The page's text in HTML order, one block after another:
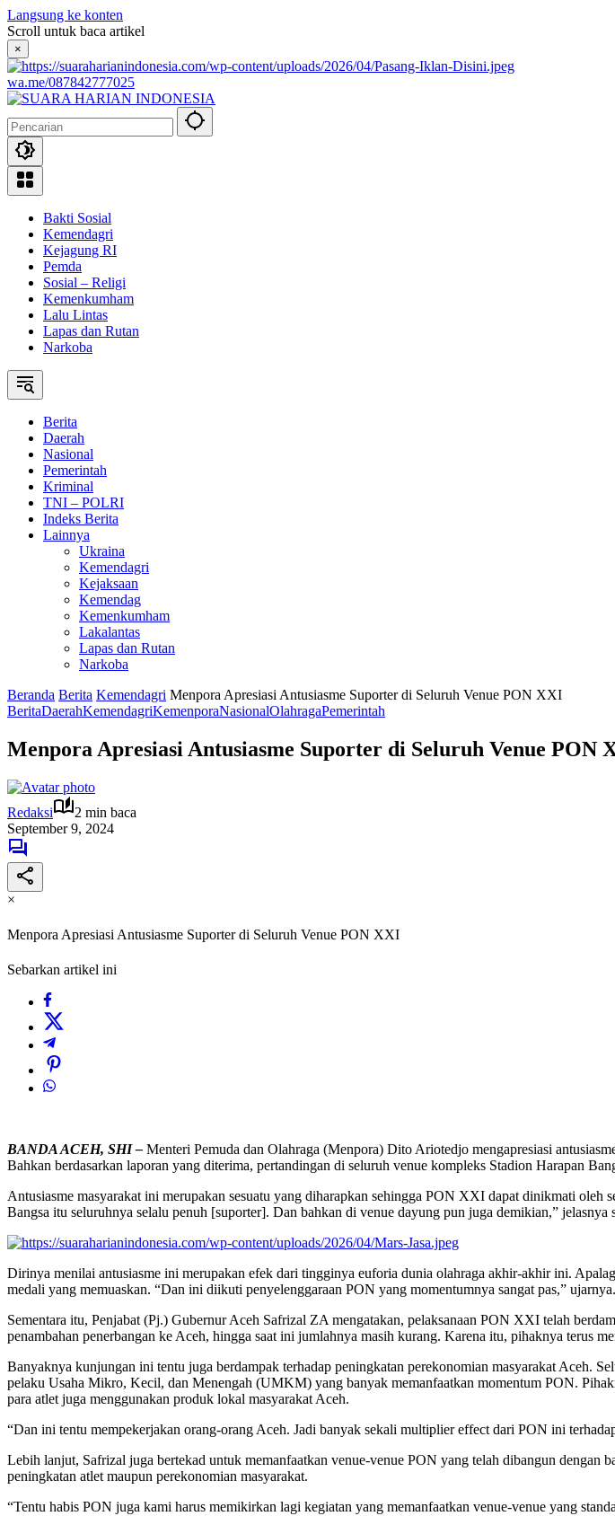
Langsung ke konten
Scroll untuk baca artikel
×
wa.me/087842777025
Bakti Sosial
Kemendagri
Kejagung RI
Pemda
Sosial – Religi
Kemenkumham
Lalu Lintas
Lapas dan Rutan
Narkoba
Berita
Daerah
Nasional
Pemerintah
Kriminal
TNI – POLRI
Indeks Berita
Lainnya
Ukraina
Kemendagri
Kejaksaan
Kemendag
Kemenkumham
Lakalantas
Lapas dan Rutan
Narkoba
Beranda Berita Kemendagri Menpora Apresiasi Antusiasme Suporter di Seluruh Venue PON XXI
BeritaDaerahKemendagriKemenporaNasionalOlahragaPemerintah
Menpora Apresiasi Antusiasme Suporter di Seluruh Venue PON
Redaksi
2 min baca
September 9, 2024
×
Menpora Apresiasi Antusiasme Suporter di Seluruh Venue PON XXI
Sebarkan artikel ini
BANDA ACEH, SHI – Menteri Pemuda dan Olahraga (Menpora) Dito Ariotedjo mengapresiasi
Bahkan berdasarkan laporan yang diterima, pertandingan di seluruh venue kompleks Stadion Harapan
Antusiasme masyarakat ini merupakan sesuatu yang diharapkan sehingga PON XXI dapat dinikmati
Bangsa itu seluruhnya selalu penuh [suporter]. Dan bahkan di venue dayung pun juga demikian,”
Dirinya menilai antusiasme ini merupakan efek dari tingginya euforia dunia olahraga akhir-akhir ini.
medali yang memuaskan. “Dan ini diikuti penyelenggaraan PON yang momentumnya sangat pas,” ujarnya.
Sementara itu, Penjabat (Pj.) Gubernur Aceh Safrizal ZA mengatakan, pelaksanaan PON XXI telah
penambahan penerbangan ke Aceh, hingga saat ini jumlahnya masih kurang. Karena itu, pihaknya terus
Banyaknya kunjungan ini tentu juga berdampak terhadap peningkatan perekonomian masyarakat Aceh.
pelaku Usaha Mikro, Kecil, dan Menengah (UMKM) yang banyak memanfaatkan momentum PON.
para atlet juga menggunakan produk lokal masyarakat Aceh.
“Dan ini tentu mempekerjakan orang-orang Aceh. Jadi banyak sekali multiplier effect dari PON ini
Lebih lanjut, Safrizal juga bertekad untuk memanfaatkan venue-venue PON yang telah dibangun dengan
peningkatan atlet maupun perekonomian masyarakat.
“Tentu habis PON juga kami harus memikirkan lagi kegiatan yang memanfaatkan venue-venue yang